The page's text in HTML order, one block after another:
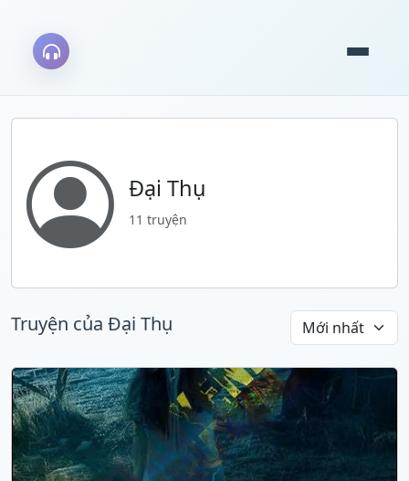
Đại Thụ
11 truyện
Truyện của Đại Thụ